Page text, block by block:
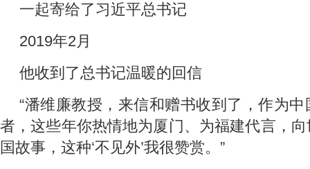
一起寄给了习近平总书记
2019年2月
他收到了总书记温暖的回信
“潘维廉教授，来信和赠书收到了，作为
者，这些年你热情地为厦门、为福建代言，
国故事，这种‘不见外’我很赞赏。”